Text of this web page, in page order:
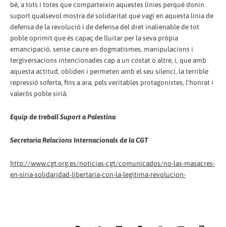
bé, a tots i totes que comparteixin aquestes línies perquè donin
suport qualsevol mostra de solidaritat que vagi en aquesta línia de
defensa de la revolució i de defensa del dret inalienable de tot
poble oprimit que és capaç de lluitar per la seva pròpia
emancipació, sense caure en dogmatismes, manipulacions i
tergiversacions intencionades cap a un costat o altre, i, que amb
aquesta actitud, obliden i permeten amb el seu silenci, la terrible
repressió soferta, fins a ara, pels veritables protagonistes, l'honrat i
valerós poble sirià.
Equip de treball Suport a Palestina
Secretaria Relacions Internacionals de la CGT
http://www.cgt.org.es/noticias-cgt/comunicados/no-las-masacres-
en-siria-solidaridad-libertaria-con-la-legitima-revolucion-